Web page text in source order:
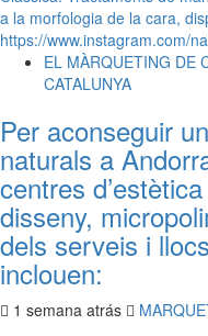
EL MÀRQUETING DE
CATALUNYA
Per aconseguir
naturals a
centres
disseny,
dels serveis i
inclouen:
1 semana atrás